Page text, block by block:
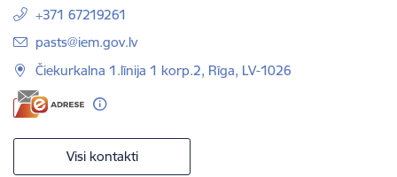
+371 67219261
E-pasts:
pasts@iem.gov.lv
Čiekurkalna 1.līnija 1 korp.2, Rīga, LV-1026
Visi kontakti